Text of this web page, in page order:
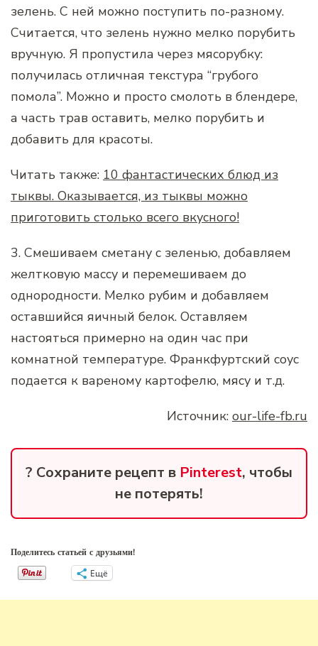
зелень. С ней можно поступить по-разному.
Считается, что зелень нужно мелко порубить
вручную. Я пропустила через мясорубку:
получилась отличная текстура “грубого
помола”. Можно и просто смолоть в блендере,
а часть трав оставить, мелко порубить и
добавить для красоты.
Читать также: 10 фантастических блюд из
тыквы. Оказывается, из тыквы можно
приготовить столько всего вкусного!
3. Смешиваем сметану с зеленью, добавляем
желтковую массу и перемешиваем до
однородности. Мелко рубим и добавляем
оставшийся яичный белок. Оставляем
настояться примерно на один час при
комнатной температуре. Франкфуртский соус
подается к вареному картофелю, мясу и т.д.
Источник: our-life-fb.ru
? Сохраните рецепт в Pinterest, чтобы
не потерять!
Поделитесь статьей с друзьями!
Ещё